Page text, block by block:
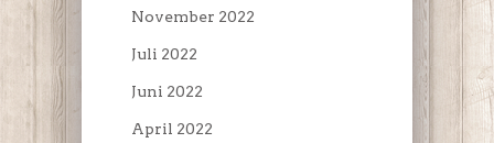
November 2022
Juli 2022
Juni 2022
April 2022